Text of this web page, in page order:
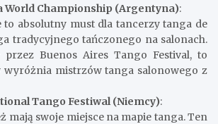
World Championship (Argentyna):
absolutny must dla tancerzy tanga de
tradycyjnego tańczonego na salonach.
przez Buenos Aires Tango Festival, to
mistrzów tanga salonowego z
Tango Festiwal (Niemcy):
mają swoje miejsce na mapie tanga. Ten